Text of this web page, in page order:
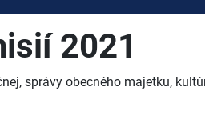
2021
správy obecného majetku,